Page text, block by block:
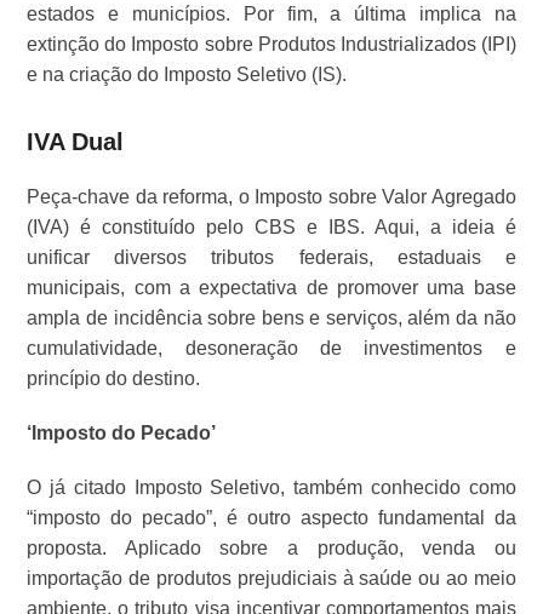
estados e municípios. Por fim, a última implica na
extinção do Imposto sobre Produtos Industrializados (IPI)
e na criação do Imposto Seletivo (IS).
IVA Dual
Peça-chave da reforma, o Imposto sobre Valor Agregado
(IVA) é constituído pelo CBS e IBS. Aqui, a ideia é
unificar diversos tributos federais, estaduais e
municipais, com a expectativa de promover uma base
ampla de incidência sobre bens e serviços, além da não
cumulatividade, desoneração de investimentos e
princípio do destino.
‘Imposto do Pecado’
O já citado Imposto Seletivo, também conhecido como
“imposto do pecado”, é outro aspecto fundamental da
proposta. Aplicado sobre a produção, venda ou
importação de produtos prejudiciais à saúde ou ao meio
ambiente, o tributo visa incentivar comportamentos mais